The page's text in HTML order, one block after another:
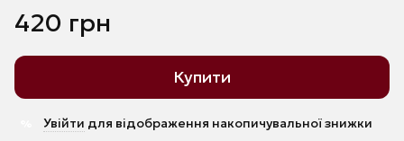
420 грн
Купити
Увійти для відображення накопичувальної знижки